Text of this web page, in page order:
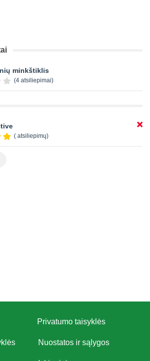
minkštiklis
(4 atsiliepimai)
( atsiliepimų)
Privatumo taisyklės
Nuostatos ir sąlygos